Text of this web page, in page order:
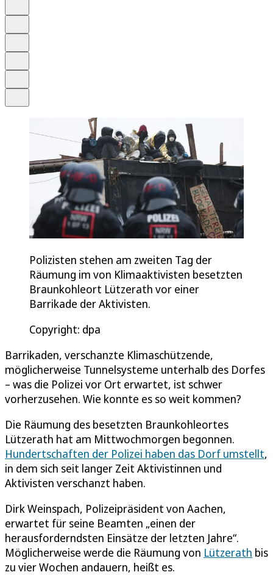
Polizisten stehen am zweiten Tag der
Räumung im von Klimaaktivisten besetzten
Braunkohleort Lützerath vor einer
Barrikade der Aktivisten.
Copyright: dpa
Barrikaden, verschanzte Klimaschützende,
möglicherweise Tunnelsysteme unterhalb des Dorfes
– was die Polizei vor Ort erwartet, ist schwer
vorherzusehen. Wie konnte es so weit kommen?
Die Räumung des besetzten Braunkohleortes
Lützerath hat am Mittwochmorgen begonnen.
Hundertschaften der Polizei haben das Dorf umstellt,
in dem sich seit langer Zeit Aktivistinnen und
Aktivisten verschanzt haben.
Dirk Weinspach, Polizeipräsident von Aachen,
erwartet für seine Beamten „einen der
herausforderndsten Einsätze der letzten Jahre“.
Möglicherweise werde die Räumung von Lützerath bis
zu vier Wochen andauern, heißt es.